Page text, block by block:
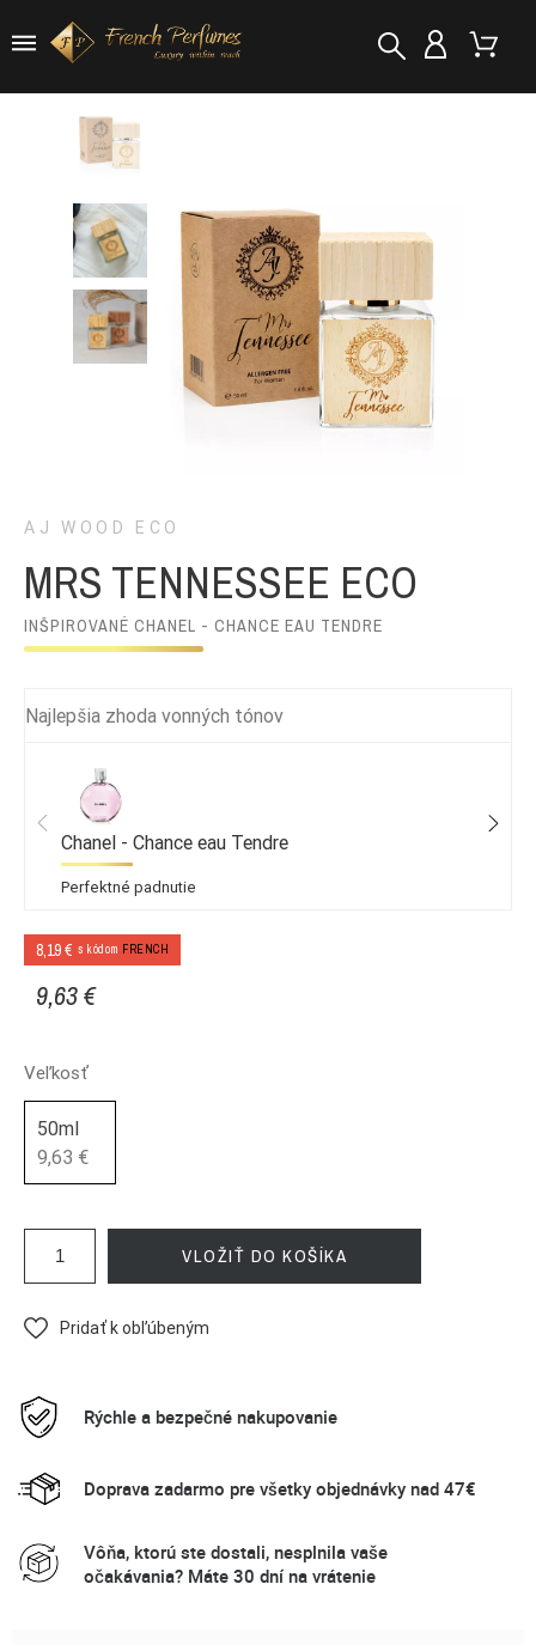
AJ WOOD ECO
MRS TENNESSEE ECO
INŠPIROVANÉ CHANEL - CHANCE EAU TENDRE
Najlepšia zhoda vonných tónov
Chanel - Chance eau Tendre
Perfektné padnutie
8,19 € s kódom FRENCH
9,63 €
Veľkosť
50ml
9,63 €
VLOŽIŤ DO KOŠÍKA
Pridať k obľúbeným
Rýchle a bezpečné nakupovanie
Doprava zadarmo pre všetky objednávky nad 47€
Vôňa, ktorú ste dostali, nesplnila vaše
očakávania? Máte 30 dní na vrátenie